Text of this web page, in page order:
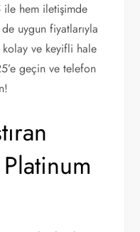
ile hem iletişimde
de uygun fiyatlarıyla
kolay ve keyifli hale
geçin ve telefon